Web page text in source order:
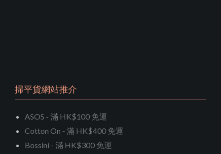
掃平貨網站推介
ASOS - 滿 HK$100 免運
Cotton On - 滿 HK$400 免運
Bossini - 滿 HK$300 免運